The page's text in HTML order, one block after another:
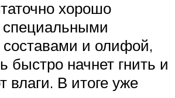
хорошо
специальными
и олифой,
быстро начнет гнить и
влаги. В итоге уже